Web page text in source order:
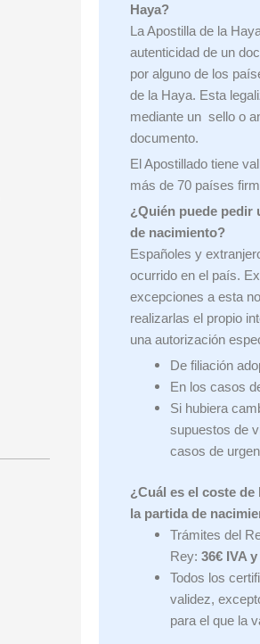
Haya?
La Apostilla de la
autenticidad de un
por alguno de los
de la Haya. Esta
mediante un sello o
documento.
El Apostillado tiene
más de 70 países
¿Quién puede pedir
de nacimiento?
Españoles y
ocurrido en el país.
excepciones a esta
realizarlas el propio
una autorización
De filiación
En los casos
Si hubiera
supuestos de
casos de
¿Cuál es el coste
la partida de
Trámites del
Rey:36€ IVA
Todos los
validez,
para el que la